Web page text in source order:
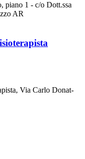
piano 1 - c/o Dott.ssa
AR
Via Carlo Donat-